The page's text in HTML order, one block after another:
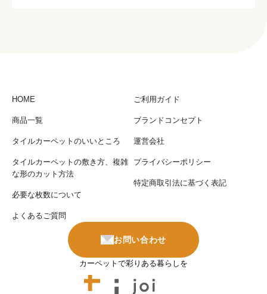
HOME
商品一覧
タイルカーペットのいいところ
タイルカーペットの敷き方、複雑
な形のカット方法
必要な枚数について
よくあるご質問
ご利用ガイド
ブランドコンセプト
運営会社
プライバシーポリシー
特定商取引法に基づく表記
お問い合わせ
カーペットで彩りある暮らしを